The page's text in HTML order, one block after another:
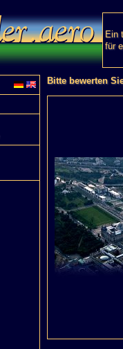
Ein
für
Bitte bewerten